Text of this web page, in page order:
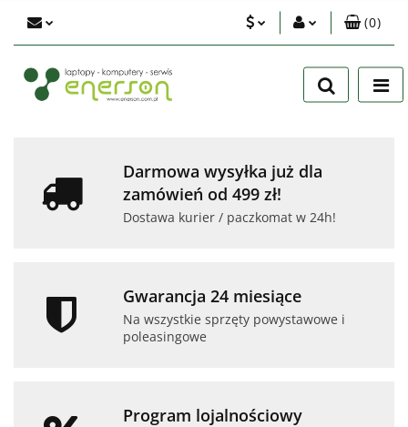
Zaloguj się
Zarejestruj się
(0)
Darmowa wysyłka już dla
zamówień od 499 zł!
Dostawa kurier / paczkomat w 24h!
Gwarancja 24 miesiące
Na wszystkie sprzęty powystawowe i
poleasingowe
Program lojalnościowy